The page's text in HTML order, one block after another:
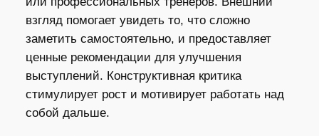
взгляд помогает увидеть то, что сложно
заметить самостоятельно, и предоставляет
ценные рекомендации для улучшения
выступлений. Конструктивная критика
стимулирует рост и мотивирует работать над
собой дальше.